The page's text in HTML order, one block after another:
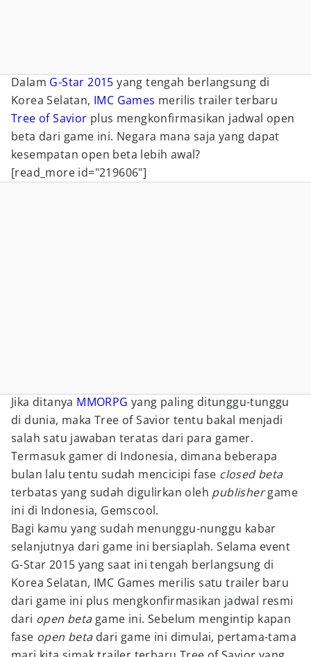
Dalam G-Star 2015 yang tengah berlangsung di
Korea Selatan, IMC Games merilis trailer terbaru
Tree of Savior plus mengkonfirmasikan jadwal open
beta dari game ini. Negara mana saja yang dapat
kesempatan open beta lebih awal?
[read_more id="219606"]
Jika ditanya MMORPG yang paling ditunggu-tunggu
di dunia, maka Tree of Savior tentu bakal menjadi
salah satu jawaban teratas dari para gamer.
Termasuk gamer di Indonesia, dimana beberapa
bulan lalu tentu sudah mencicipi fase closed beta
terbatas yang sudah digulirkan oleh publishergame
ini di Indonesia, Gemscool.
Bagi kamu yang sudah menunggu-nunggu kabar
selanjutnya dari game ini bersiaplah. Selama event
G-Star 2015 yang saat ini tengah berlangsung di
Korea Selatan, IMC Games merilis satu trailer baru
dari game ini plus mengkonfirmasikan jadwal resmi
dari open betagame ini. Sebelum mengintip kapan
fase open betadari game ini dimulai, pertama-tama